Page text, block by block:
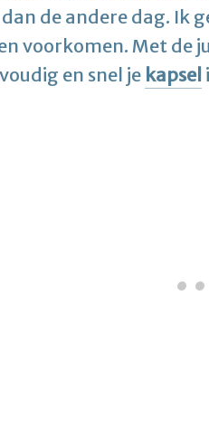
de andere dag. Ik
voorkomen. Met de
en snel je kapsel